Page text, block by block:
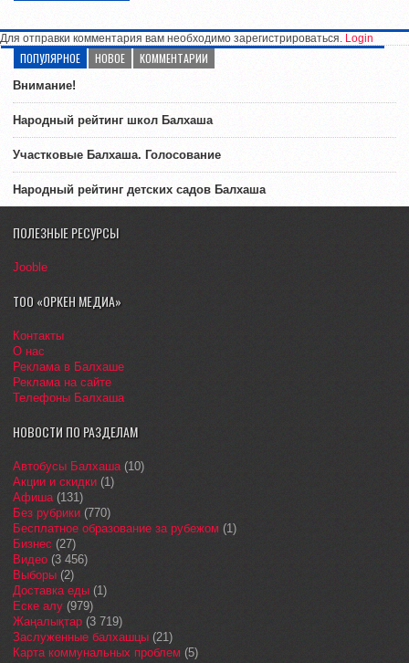
Для отправки комментария вам необходимо зарегистрироваться. Login
ПОПУЛЯРНОЕ НОВОЕ КОММЕНТАРИИ
Внимание!
Народный рейтинг школ Балхаша
Участковые Балхаша. Голосование
Народный рейтинг детских садов Балхаша
ПОЛЕЗНЫЕ РЕСУРСЫ
Jooble
ТОО «ОРКЕН МЕДИА»
Контакты
О нас
Реклама в Балхаше
Реклама на сайте
Телефоны Балхаша
НОВОСТИ ПО РАЗДЕЛАМ
Автобусы Балхаша(10)
Акции и скидки (1)
Афиша(131)
Без рубрики (770)
Бесплатное образование за рубежом (1)
Бизнес (27)
Видео (3 456)
Выборы (2)
Доставка еды (1)
Еске алу (979)
Жаңалықтар (3 719)
Заслуженные балхашцы (21)
Карта коммунальных проблем (5)